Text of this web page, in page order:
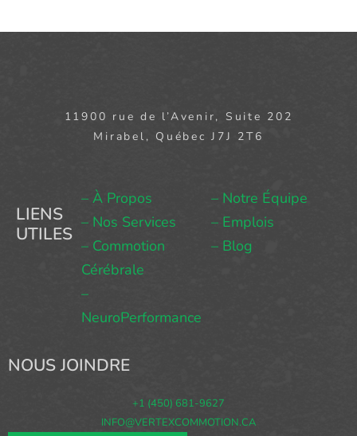
LIENS
UTILES
– À Propos
– Nos Services
– Commotion
Cérébrale
–
NeuroPerformance
– Notre Équipe
– Emplois
– Blog
11900 rue de l’Avenir, Suite 202
Mirabel, Québec J7J 2T6
NOUS JOINDRE
+1 (450) 681-9627
INFO@VERTEXCOMMOTION.CA